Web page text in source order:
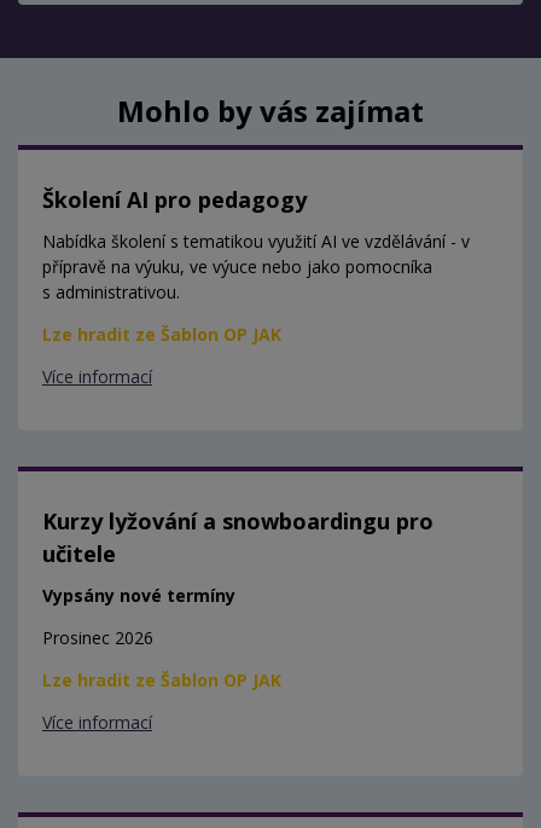
Mohlo by vás zajímat
Školení AI pro pedagogy
Nabídka školení s tematikou využití AI ve vzdělávání - v
přípravě na výuku, ve výuce nebo jako pomocníka
s administrativou.
Lze hradit ze Šablon OP JAK
Více informací
Kurzy lyžování a snowboardingu pro
učitele
Vypsány nové termíny
Prosinec 2026
Lze hradit ze Šablon OP JAK
Více informací